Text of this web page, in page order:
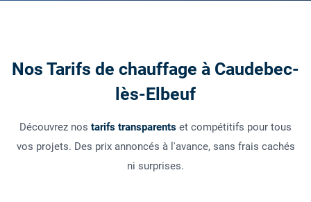
Nos Tarifs de chauffage à Caudebec-
lès-Elbeuf
Découvrez nos tarifs transparents et compétitifs pour tous
vos projets. Des prix annoncés à l'avance, sans frais cachés
ni surprises.